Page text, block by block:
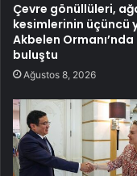
Çevre gönüllüleri,
kesimlerinin üçüncü
Akbelen Ormanı’nda
buluştu
Ağustos 8, 2026